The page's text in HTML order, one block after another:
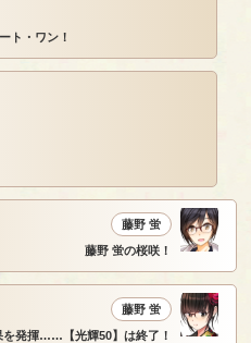
ト・ワン！
藤野 蛍
藤野 蛍の桜咲！
藤野 蛍
を発揮……【光輝50】は終了！